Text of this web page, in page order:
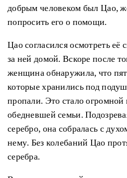
добрым человеком был Цао,
попросить его о помощи.
Цао согласился осмотреть её
за ней домой. Вскоре после
женщина обнаружила, что
которые хранились под
пропали. Это стало огромной
обедневшей семьи.
серебро, она собралась с
нему. Без колебаний Цао
серебра.